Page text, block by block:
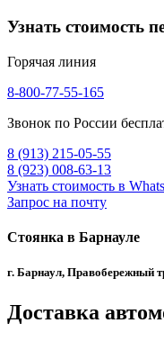
Узнать стоимость
Горячая линия
8-800-77-55-165
Звонок по России
8 (913) 215-05-55
8 (923) 008-63-13
Узнать стоимость в
Запрос на почту
Стоянка в Барнауле
г. Барнаул, Правобережный
Доставка